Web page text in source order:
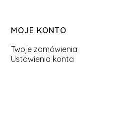
MOJE KONTO
Twoje zamówienia
Ustawienia konta